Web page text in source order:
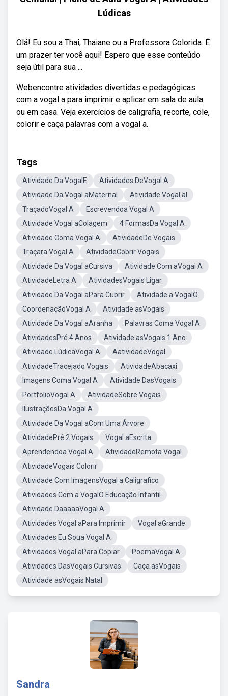
Lúdicas
Olá! Eu sou a Thai, Thaiane ou a Professora Colorida. É
um prazer ter você aqui! Espero que esse conteúdo
seja útil para sua ...
Webencontre atividades divertidas e pedagógicas
com a vogal a para imprimir e aplicar em sala de aula
ou em casa. Veja exercícios de caligrafia, recorte, cole,
colorir e caça palavras com a vogal a.
Tags
Atividade Da VogalE
Atividades DeVogal A
Atividade Da Vogal aMaternal
Atividade Vogal aI
TraçadoVogal A
Escrevendoa Vogal A
Atividade Vogal aColagem
4 FormasDa Vogal A
Atividade Coma Vogal A
AtividadeDe Vogais
Traçara Vogal A
AtividadeCobrir Vogais
Atividade Da Vogal aCursiva
Atividade Com aVogai A
AtividadeLetra A
AtividadesVogais Ligar
Atividade Da Vogal aPara Cubrir
Atividade a VogalO
CoordenaçãoVogal A
Atividade asVogais
Atividade Da Vogal aAranha
Palavras Coma Vogal A
AtividadesPré 4 Anos
Atividade asVogais 1 Ano
Atividade LúdicaVogal A
AatividadeVogal
AtividadeTracejado Vogais
AtividadeAbacaxi
Imagens Coma Vogal A
Atividade DasVogais
PortfolioVogal A
AtividadeSobre Vogais
IlustraçõesDa Vogal A
Atividade Da Vogal aCom Uma Árvore
AtividadePré 2 Vogais
Vogal aEscrita
Aprendendoa Vogal A
AtividadeRemota Vogal
AtividadeVogais Colorir
Atividade Com ImagensVogal a Caligrafico
Atividades Com a VogalO Educação Infantil
Atividade DaaaaaVogal A
Atividades Vogal aPara Imprimir
Vogal aGrande
Atividades Eu Soua Vogal A
Atividades Vogal aPara Copiar
PoemaVogal A
Atividades DasVogais Cursivas
Caça asVogais
Atividade asVogais Natal
Sandra